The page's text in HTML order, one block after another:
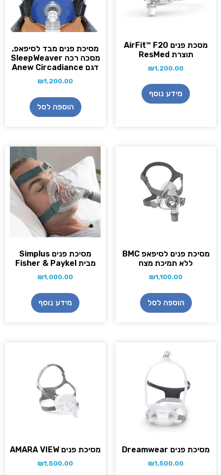
מסכת פנים AirFit™ F20
תוצרת ResMed
₪1,200.00
מידע נוסף
מסיכת פנים מבד לסיפאפ,
מסכה רכה SleepWeaver
דגם Anew Circadiance
₪1,200.00
הוספה לסל
מסיכת פנים לסיפאפ BMC
ללא תמיכת מצח
₪1,100.00
הוספה לסל
מסיכת פנים Simplus
מבית Fisher & Paykel
₪1,000.00
מידע נוסף
מסיכת פנים Dreamwear
₪1,500.00
מסיכת פנים AMARA VIEW
₪1,500.00